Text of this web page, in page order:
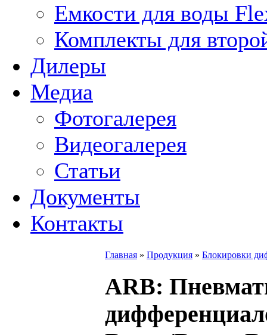
Емкости для воды
Комплекты для
Дилеры
Медиа
Фотогалерея
Видеогалерея
Статьи
Документы
Контакты
Главная » Продукция » Блокировки
ARB: